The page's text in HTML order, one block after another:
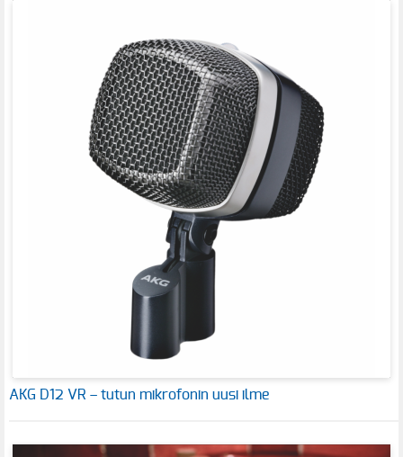
AKG D12 VR – tutun mikrofonin uusi ilme